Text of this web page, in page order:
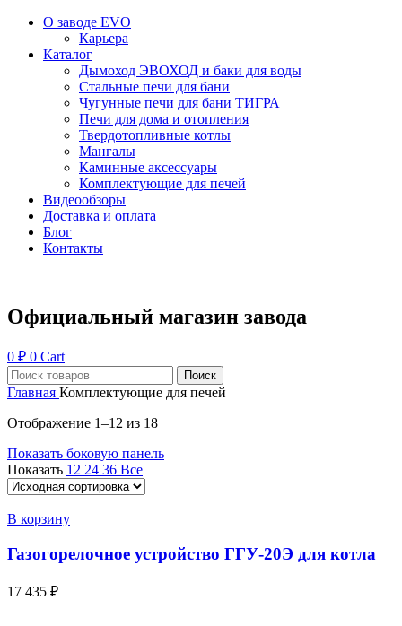
О заводе EVO
Карьера
Каталог
Дымоход ЭВОХОД и баки для воды
Стальные печи для бани
Чугунные печи для бани ТИГРА
Печи для дома и отопления
Твердотопливные котлы
Мангалы
Каминные аксессуары
Комплектующие для печей
Видеообзоры
Доставка и оплата
Блог
Контакты
Официальный магазин завода
0 ₽ 0 Cart
Поиск
Главная Комплектующие для печей
Отображение 1–12 из 18
Показать боковую панель
Показать 12 24 36 Все
В корзину
Газогорелочное устройство ГГУ-20Э для котла
17 435 ₽